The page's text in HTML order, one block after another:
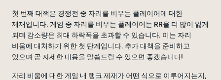
첫 번째 대책은 경쟁전 중 자리를 비우는 플레이어에 대한
제재입니다. 게임 중 자리를 비우는 플레이어는 RR을 더 많이 잃게
되며 감소량은 최대 하락폭을 초과할 수 있습니다. 이는 자리
비움에 대처하기 위한 첫 단계입니다. 추가 대책을 준비하고
있으며 곧 자세한 내용을 말씀드릴 수 있으면 좋겠습니다!
자리 비움에 대한 게임 내 랭크 제재가 어떤 식으로 이루어지는지,